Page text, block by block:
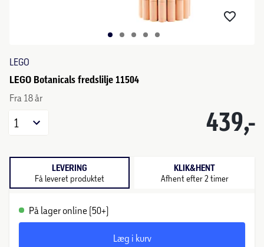
LEGO
LEGO Botanicals fredslilje 11504
Fra 18 år
439,-
1
LEVERING
Få leveret produktet
KLIK&HENT
Afhent efter 2 timer
På lager online (50+)
Læg i kurv